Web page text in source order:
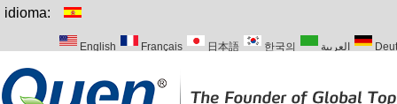
idioma:
English Français 日本語 한국의 العربية